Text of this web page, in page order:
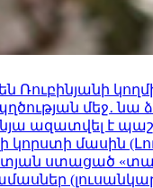
մեջ․ նա
ազատվել է
կորստի մասին
ստացած